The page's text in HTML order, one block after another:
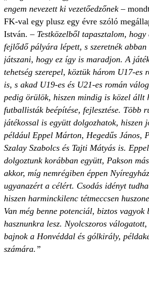
engem nevezett ki vezetőedzőnek–
FK-val egy plusz egy évre szóló
István.– Testközelből tapasztalom,
fejlődő pályára lépett, s szeretnék abban
játszani, hogy ez így is maradjon. A
tehetség szerepel, köztük három U17-es
is, s akad U19-es és U21-es román
pedig örülök, hiszen mindig is közel állt
futballisták beépítése, fejlesztése. Több
játékossal is együtt dolgozhatok, hiszen
például Eppel Márton, Hegedűs János,
Szalay Szabolcs és Tajti Mátyás is.
dolgoztunk korábban együtt, Pakson
akkor, míg nemrégiben éppen
ugyanazért a célért. Csodás idényt
hiszen harminckilenc tétmeccsen
Van még benne potenciál, biztos vagyok
hasznunkra lesz. Nyolcszoros
bajnok a Honvéddal és gólkirály,
számára.”